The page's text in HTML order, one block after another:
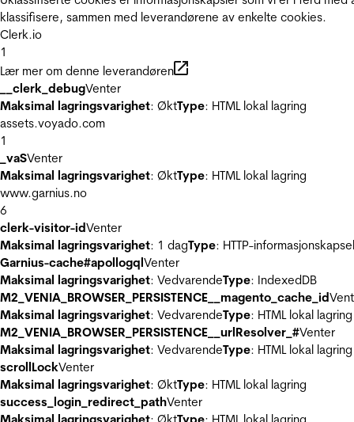
klassifisere, sammen med leverandørene av enkelte cookies.
Clerk.io
1
Lær mer om denne leverandøren
__clerk_debugVenter
Maksimal lagringsvarighet: ØktType: HTML lokal lagring
assets.voyado.com
1
_vaSVenter
Maksimal lagringsvarighet: ØktType: HTML lokal lagring
www.garnius.no
6
clerk-visitor-idVenter
Maksimal lagringsvarighet: 1 dagType: HTTP-informasjonskapsel
Garnius-cache#apollogqlVenter
Maksimal lagringsvarighet: VedvarendeType: IndexedDB
M2_VENIA_BROWSER_PERSISTENCE__magento_cache_id
Maksimal lagringsvarighet: VedvarendeType: HTML lokal lagring
M2_VENIA_BROWSER_PERSISTENCE__urlResolver_#Venter
Maksimal lagringsvarighet: VedvarendeType: HTML lokal lagring
scrollLockVenter
Maksimal lagringsvarighet: ØktType: HTML lokal lagring
success_login_redirect_pathVenter